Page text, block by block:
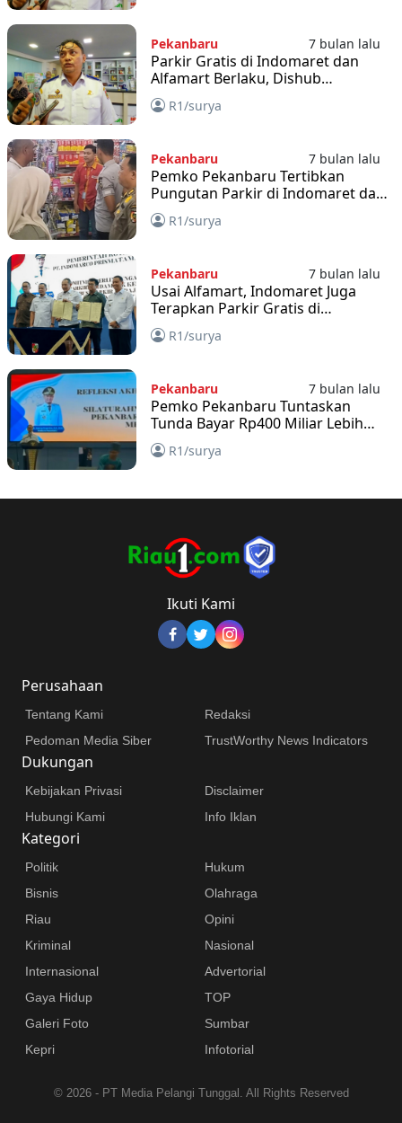
Pekanbaru 7 bulan lalu
Parkir Gratis di Indomaret dan
Alfamart Berlaku, Dishub
Pekanbaru Perketat Pengawasan
R1/surya
Pekanbaru 7 bulan lalu
Pemko Pekanbaru Tertibkan
Pungutan Parkir di Indomaret dan
Alfamart
R1/surya
Pekanbaru 7 bulan lalu
Usai Alfamart, Indomaret Juga
Terapkan Parkir Gratis di
Pekanbaru
R1/surya
Pekanbaru 7 bulan lalu
Pemko Pekanbaru Tuntaskan
Tunda Bayar Rp400 Miliar Lebih
Sepanjang Tahun Ini
R1/surya
Ikuti Kami
Perusahaan
Tentang Kami
Redaksi
Pedoman Media Siber
TrustWorthy News Indicators
Dukungan
Kebijakan Privasi
Disclaimer
Hubungi Kami
Info Iklan
Kategori
Politik
Hukum
Bisnis
Olahraga
Riau
Opini
Kriminal
Nasional
Internasional
Advertorial
Gaya Hidup
TOP
Galeri Foto
Sumbar
Kepri
Infotorial
© 2026 - PT Media Pelangi Tunggal. All Rights Reserved